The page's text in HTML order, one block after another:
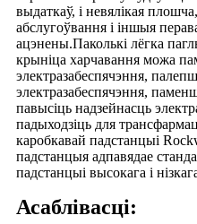
выдаткаў, і невялікая
абслугоўвання і іншыя
ацэнены.Паколькі лёгка
крыніца харчавання можа
электразабеспячэння,
электразабеспячэння,
павысіць надзейнасць
падыходзіць для
каробкавай падстанцыі
падстанцыя адпавядае
падстанцыі высокага і
Асаблівасці: